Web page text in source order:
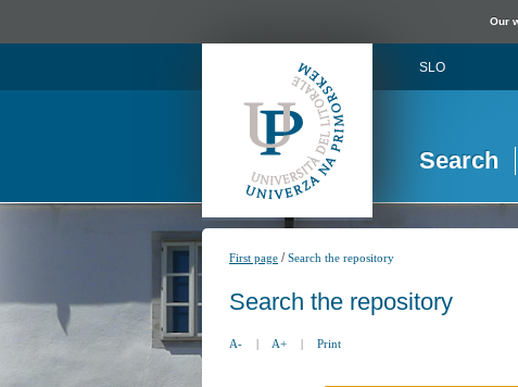
Our
SLO
Search
First page /Search the repository
Search the repository
A- | A+ | Print